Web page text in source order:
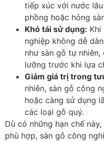
tiếp xúc với nước
phồng hoặc hỏng
Khó tái sử dụng:
nghiệp không dễ
như sàn gỗ tự
lưỡng trước khi lựa
Giảm giá trị trong
nhiên, sàn gỗ công
hoặc càng sử dụng
các loại gỗ quý.
Dù có những hạn chế
phù hợp, sàn gỗ công